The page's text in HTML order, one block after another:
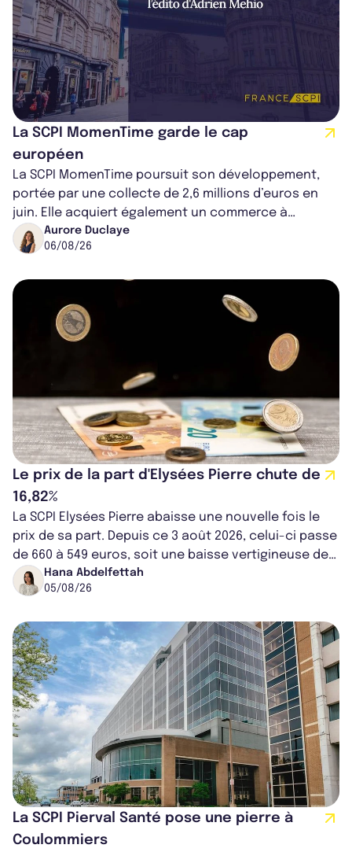
La SCPI MomenTime garde le cap
européen
La SCPI MomenTime poursuit son développement,
portée par une collecte de 2,6 millions d’euros en
juin. Elle acquiert également un commerce à
Worcester, place une plateforme logisti...
Aurore Duclaye
06/08/26
Le prix de la part d'Elysées Pierre chute de
16,82%
La SCPI Elysées Pierre abaisse une nouvelle fois le
prix de sa part. Depuis ce 3 août 2026, celui-ci passe
de 660 à 549 euros, soit une baisse vertigineuse de
16,82%. Cette nouvell...
Hana Abdelfettah
05/08/26
La SCPI Pierval Santé pose une pierre à
Coulommiers